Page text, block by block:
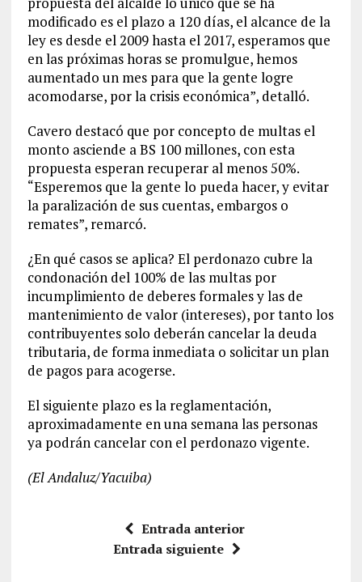
modificado es el plazo a 120 días, el alcance de la
ley es desde el 2009 hasta el 2017, esperamos que
en las próximas horas se promulgue, hemos
aumentado un mes para que la gente logre
acomodarse, por la crisis económica”, detalló.
Cavero destacó que por concepto de multas el
monto asciende a BS 100 millones, con esta
propuesta esperan recuperar al menos 50%.
“Esperemos que la gente lo pueda hacer, y evitar
la paralización de sus cuentas, embargos o
remates”, remarcó.
¿En qué casos se aplica? El perdonazo cubre la
condonación del 100% de las multas por
incumplimiento de deberes formales y las de
mantenimiento de valor (intereses), por tanto los
contribuyentes solo deberán cancelar la deuda
tributaria, de forma inmediata o solicitar un plan
de pagos para acogerse.
El siguiente plazo es la reglamentación,
aproximadamente en una semana las personas
ya podrán cancelar con el perdonazo vigente.
(El Andaluz/Yacuiba)
Entrada anterior
Entrada siguiente